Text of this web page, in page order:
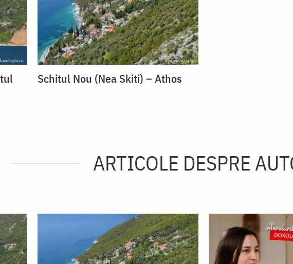
Schitul Nou (Nea Skiti) – Athos
ARTICOLE DESPRE